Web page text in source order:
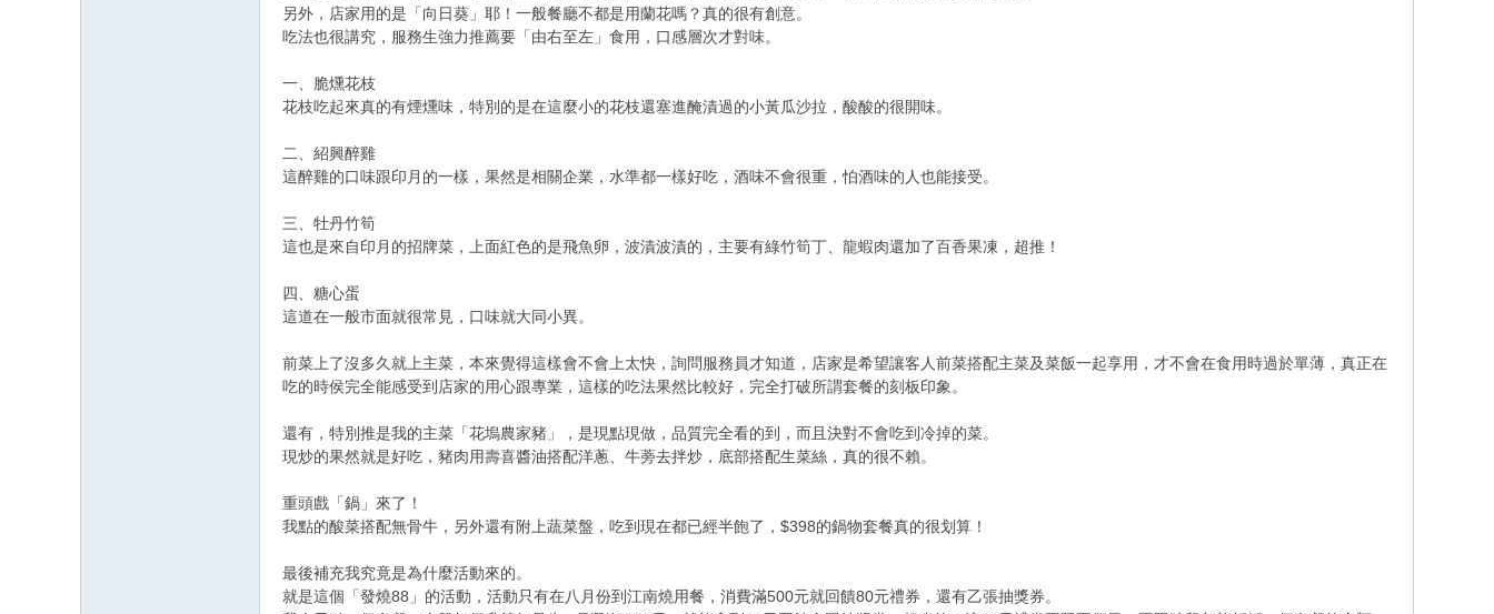
另外，店家用的是「向日葵」耶！一般餐廳不都是用蘭花嗎？真的很有創意。
吃法也很講究，服務生強力推薦要「由右至左」食用，口感層次才對味。
一、脆燻花枝
花枝吃起來真的有煙燻味，特別的是在這麼小的花枝還塞進醃漬過的小黃瓜沙拉，酸酸的很開味。
二、紹興醉雞
這醉雞的口味跟印月的一樣，果然是相關企業，水準都一樣好吃，酒味不會很重，怕酒味的人也能接受。
三、牡丹竹筍
這也是來自印月的招牌菜，上面紅色的是飛魚卵，波漬波漬的，主要有綠竹筍丁、龍蝦肉還加了百香果凍，超推！
四、糖心蛋
這道在一般市面就很常見，口味就大同小異。
前菜上了沒多久就上主菜，本來覺得這樣會不會上太快，詢問服務員才知道，店家是希望讓客人前菜搭配主菜及菜飯一起享用，才不會在食用時過於單薄，真正在
吃的時侯完全能感受到店家的用心跟專業，這樣的吃法果然比較好，完全打破所謂套餐的刻板印象。
還有，特別推是我的主菜「花塢農家豬」，是現點現做，品質完全看的到，而且決對不會吃到冷掉的菜。
現炒的果然就是好吃，豬肉用壽喜醬油搭配洋蔥、牛蒡去拌炒，底部搭配生菜絲，真的很不賴。
重頭戲「鍋」來了！
我點的酸菜搭配無骨牛，另外還有附上蔬菜盤，吃到現在都已經半飽了，$398的鍋物套餐真的很划算！
最後補充我究竟是為什麼活動來的。
就是這個「發燒88」的活動，活動只有在八月份到江南燒用餐，消費滿500元就回饋80元禮券，還有乙張抽獎券。